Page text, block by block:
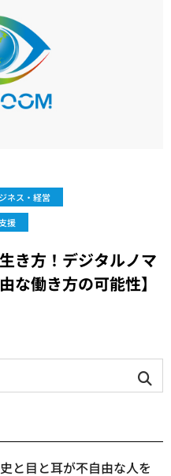
ネス・経営
援
き方！デジタルノマ
な働き方の可能性】
と目と耳が不自由な人を